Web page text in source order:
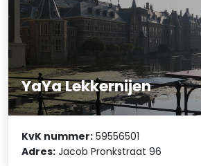
YaYa Lekkernijen
KvK nummer: 59556501
Adres: Jacob Pronkstraat 96